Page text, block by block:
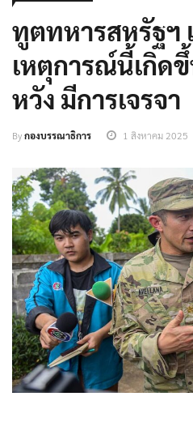
AROUND THAILAND
ทูตทหารสหรัฐฯ
เหตุการณ์นี้เกิดขึ้
หวัง มีการเจรจา
กองบรรณาธิการ 1 สิงหาคม 2025